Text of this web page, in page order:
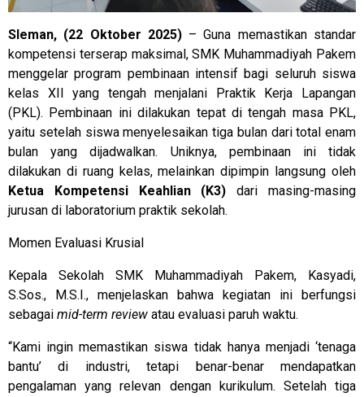
Sleman, (22 Oktober 2025)– Guna memastikan standar
kompetensi terserap maksimal, SMK Muhammadiyah Pakem
menggelar program pembinaan intensif bagi seluruh siswa
kelas XII yang tengah menjalani Praktik Kerja Lapangan
(PKL). Pembinaan ini dilakukan tepat di tengah masa PKL,
yaitu setelah siswa menyelesaikan tiga bulan dari total enam
bulan yang dijadwalkan. Uniknya, pembinaan ini tidak
dilakukan di ruang kelas, melainkan dipimpin langsung oleh
Ketua Kompetensi Keahlian (K3) dari masing-masing
jurusan di laboratorium praktik sekolah.
Momen Evaluasi Krusial
Kepala Sekolah SMK Muhammadiyah Pakem, Kasyadi,
S.Sos., M.S.I., menjelaskan bahwa kegiatan ini berfungsi
sebagai mid-term review atau evaluasi paruh waktu.
“Kami ingin memastikan siswa tidak hanya menjadi ‘tenaga
bantu’ di industri, tetapi benar-benar mendapatkan
pengalaman yang relevan dengan kurikulum. Setelah tiga